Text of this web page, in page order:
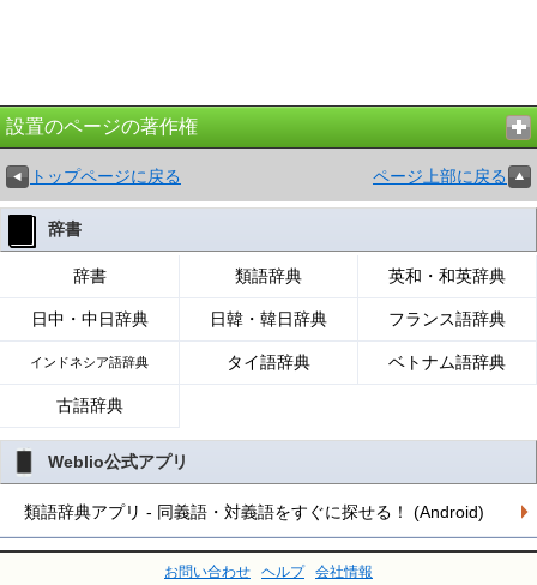
設置のページの著作権
トップページに戻る ページ上部に戻る
辞書
辞書 類語辞典 英和・和英辞典
日中・中日辞典 日韓・韓日辞典 フランス語辞典
インドネシア語辞典 タイ語辞典 ベトナム語辞典
古語辞典
Weblio公式アプリ
類語辞典アプリ - 同義語・対義語をすぐに探せる！ (Android)
お問い合わせ ヘルプ 会社情報